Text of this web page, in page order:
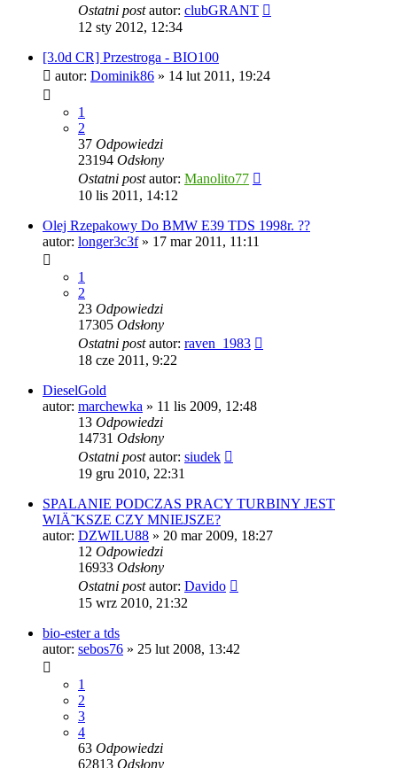
Ostatni postautor: clubGRANT
12 sty 2012, 12:34
[3.0d CR] Przestroga - BIO100
autor: Dominik86 » 14 lut 2011, 19:24
1
2
37 Odpowiedzi
23194 Odsłony
Ostatni postautor: Manolito77
10 lis 2011, 14:12
Olej Rzepakowy Do BMW E39 TDS 1998r. ??
autor: longer3c3f» 17 mar 2011, 11:11
1
2
23 Odpowiedzi
17305 Odsłony
Ostatni postautor: raven_1983
18 cze 2011, 9:22
DieselGold
autor: marchewka » 11 lis 2009, 12:48
13 Odpowiedzi
14731 Odsłony
Ostatni postautor: siudek
19 gru 2010, 22:31
SPALANIE PODCZAS PRACY TURBINY JEST
WIÄ˜KSZE CZY MNIEJSZE?
autor: DZWILU88 » 20 mar 2009, 18:27
12 Odpowiedzi
16933 Odsłony
Ostatni postautor: Davido
15 wrz 2010, 21:32
bio-ester a tds
autor: sebos76 » 25 lut 2008, 13:42
1
2
3
4
63 Odpowiedzi
62813 Odsłony